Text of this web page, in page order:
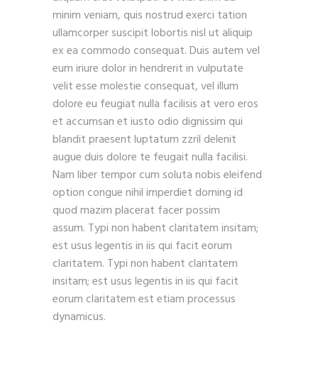
minim veniam, quis nostrud exerci tation
ullamcorper suscipit lobortis nisl ut aliquip
ex ea commodo consequat. Duis autem vel
eum iriure dolor in hendrerit in vulputate
velit esse molestie consequat, vel illum
dolore eu feugiat nulla facilisis at vero eros
et accumsan et iusto odio dignissim qui
blandit praesent luptatum zzril delenit
augue duis dolore te feugait nulla facilisi.
Nam liber tempor cum soluta nobis eleifend
option congue nihil imperdiet doming id
quod mazim placerat facer possim
assum. Typi non habent claritatem insitam;
est usus legentis in iis qui facit eorum
claritatem. Typi non habent claritatem
insitam; est usus legentis in iis qui facit
eorum claritatem est etiam processus
dynamicus.